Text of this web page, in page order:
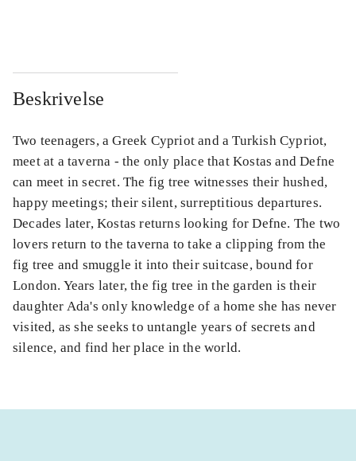
Beskrivelse
Two teenagers, a Greek Cypriot and a Turkish Cypriot,
meet at a taverna - the only place that Kostas and Defne
can meet in secret. The fig tree witnesses their hushed,
happy meetings; their silent, surreptitious departures.
Decades later, Kostas returns looking for Defne. The two
lovers return to the taverna to take a clipping from the
fig tree and smuggle it into their suitcase, bound for
London. Years later, the fig tree in the garden is their
daughter Ada's only knowledge of a home she has never
visited, as she seeks to untangle years of secrets and
silence, and find her place in the world.